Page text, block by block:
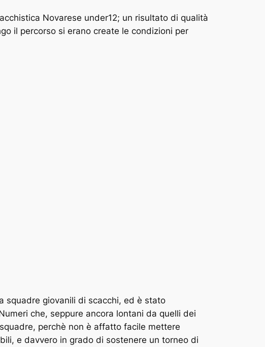
Novarese under12; un risultato di qualità
il percorso si erano create le condizioni per
squadre giovanili di scacchi, ed è stato
che, seppure ancora lontani da quelli dei
perchè non è affatto facile mettere
e davvero in grado di sostenere un torneo di